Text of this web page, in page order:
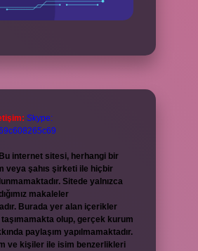
Skype:
Bu internet sitesi, herhangi bir
veya şahıs şirketi ile hiçbir
Sitede yalnızca
makaleler
Burada yer alan içerikler
olup, gerçek kurum
paylaşım yapılmamaktadır.
ve kişiler ile isim benzerlikleri